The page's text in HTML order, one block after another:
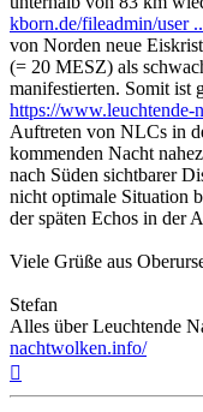
kborn.de/fileadmin/user
von Norden neue
(= 20 MESZ) als
manifestierten. Somit ist
https://
Auftreten von NLCs in
kommenden Nacht
nach Süden sichtbarer
nicht optimale Situation
der späten Echos in der
Viele Grüße aus
Stefan
Alles über Leuchtende
nachtwolken.info/